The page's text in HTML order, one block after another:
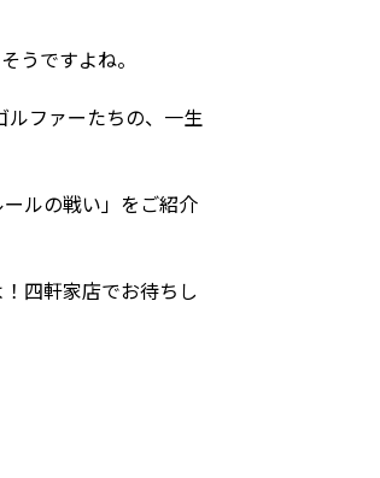
うですよね。
ファーたちの、一生
ルの戦い」をご紹介
四軒家店でお待ちし